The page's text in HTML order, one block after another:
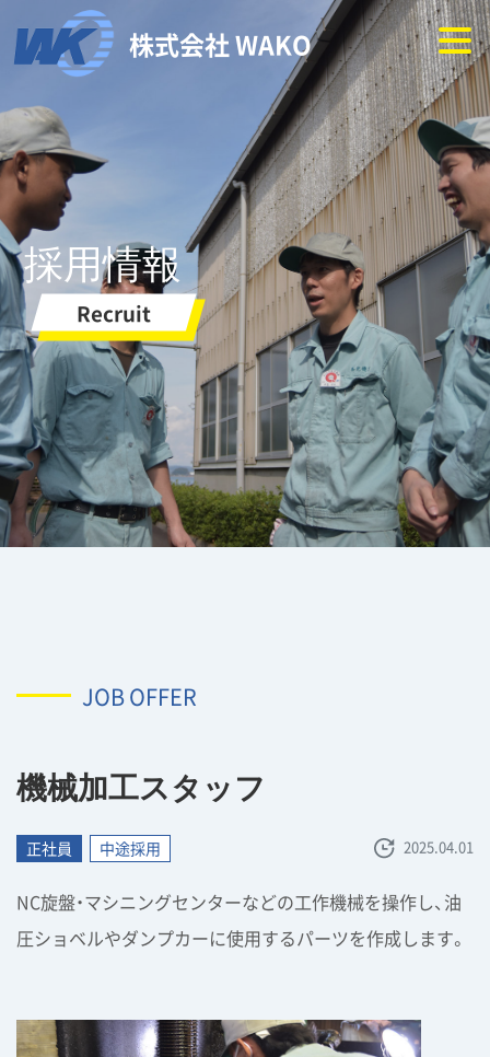
株式会社 WAKO
採用情報
Recruit
JOB OFFER
機械加工スタッフ
正社員 中途採用 2025.04.01
NC旋盤・マシニングセンターなどの工作機械を操作し、油
圧ショベルやダンプカーに使用するパーツを作成します。